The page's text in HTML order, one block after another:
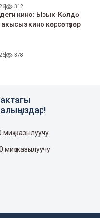
312
кино: Ысык-Көлдө
акысыз кино көрсөтүлөр
378
миң жазылуучу
миң жазылуучу